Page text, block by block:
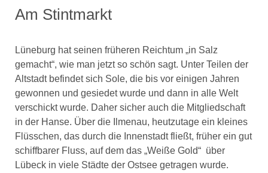
Am Stintmarkt
Lüneburg hat seinen früheren Reichtum „in Salz
gemacht“, wie man jetzt so schön sagt. Unter Teilen der
Altstadt befindet sich Sole, die bis vor einigen Jahren
gewonnen und gesiedet wurde und dann in alle Welt
verschickt wurde. Daher sicher auch die Mitgliedschaft
in der Hanse. Über die Ilmenau, heutzutage ein kleines
Flüsschen, das durch die Innenstadt fließt, früher ein gut
schiffbarer Fluss, auf dem das „Weiße Gold“ über
Lübeck in viele Städte der Ostsee getragen wurde.